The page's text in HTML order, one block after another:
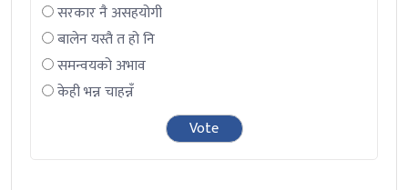
सरकार नै असहयोगी
बालेन यस्तै त हो नि
समन्वयको अभाव
केही भन्न चाहन्नँ